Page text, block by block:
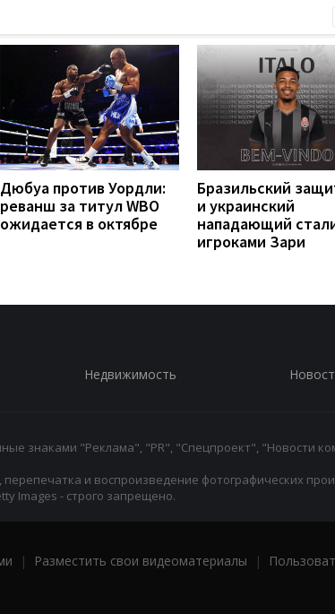
Дюбуа против Уордли:
реванш за титул WBO
ожидается в октябре
Бразильский
и украинский
нападающий
игроками Зари
Недвижимость
знаками "Реклама", "PR", "Спецпроект", "Новости
и воспроизведение фотографических
Images - строго запрещено.
| Разместить свои видеоматериалы |